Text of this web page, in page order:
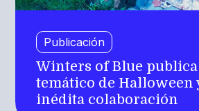
Publicación
Winters of Blue
temático de Halloween
inédita colaboración